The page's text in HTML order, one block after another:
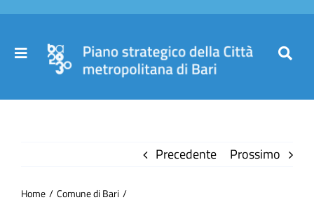
Salta
contenuto
Toggle
Precedente Prossimo
Home Comune di Bari